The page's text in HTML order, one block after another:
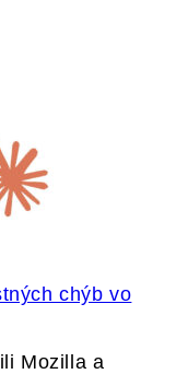
chýb vo
Mozilla a